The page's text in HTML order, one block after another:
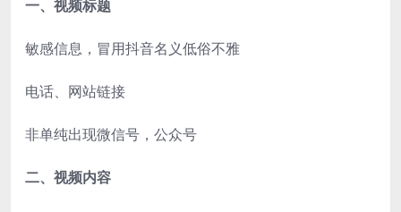
一、视频标题
敏感信息，冒用抖音名义低俗不雅
电话、网站链接
非单纯出现微信号，公众号
二、视频内容